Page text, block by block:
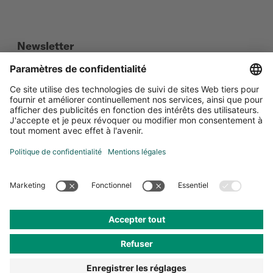
Newsletter
Social Media
Certifications
Paramètres de confidentialité Protection de données